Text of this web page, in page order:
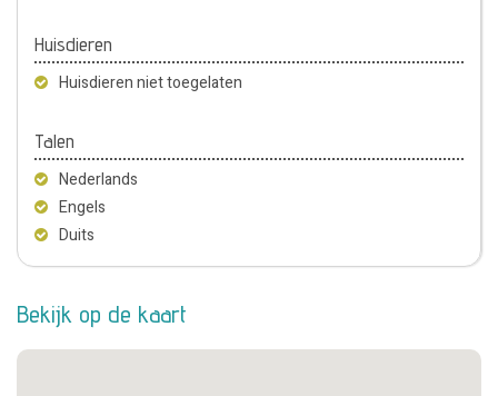
Huisdieren
Huisdieren niet toegelaten
Talen
Nederlands
Engels
Duits
Bekijk op de kaart